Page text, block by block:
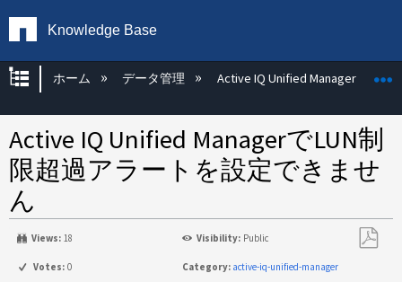
Knowledge Base
グローバル階層を展開/折りたたむ
ホーム データ管理 Active IQ Unified Manager
Active IQ Unified ManagerでLUN制
限超過アラートを設定できませ
ん
Views: 18 Visibility: Public
Votes: 0 Category: active-iq-unified-manager